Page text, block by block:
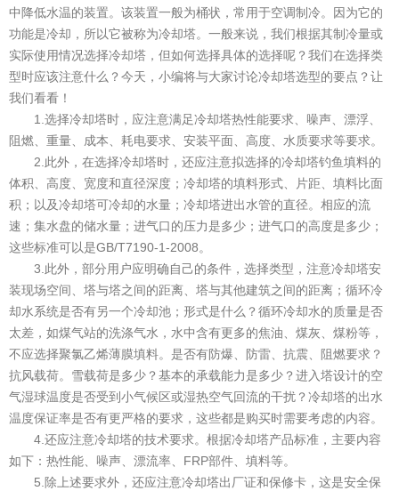
中降低水温的装置。该装置一般为桶状，常用于空调制冷。因为它的
功能是冷却，所以它被称为冷却塔。一般来说，我们根据其制冷量或
实际使用情况选择冷却塔，但如何选择具体的选择呢？我们在选择类
型时应该注意什么？今天，小编将与大家讨论冷却塔选型的要点？让
我们看看！
1.选择冷却塔时，应注意满足冷却塔热性能要求、噪声、漂浮、
阻燃、重量、成本、耗电要求、安装平面、高度、水质要求等要求。
2.此外，在选择冷却塔时，还应注意拟选择的冷却塔钓鱼填料的
体积、高度、宽度和直径深度；冷却塔的填料形式、片距、填料比面
积；以及冷却塔可冷却的水量；冷却塔进出水管的直径。相应的流
速；集水盘的储水量；进气口的压力是多少；进气口的高度是多少；
这些标准可以是GB/T7190-1-2008。
3.此外，部分用户应明确自己的条件，选择类型，注意冷却塔安
装现场空间、塔与塔之间的距离、塔与其他建筑之间的距离；循环冷
却水系统是否有另一个冷却池；形式是什么？循环冷却水的质量是否
太差，如煤气站的洗涤气水，水中含有更多的焦油、煤灰、煤粉等，
不应选择聚氯乙烯薄膜填料。是否有防爆、防雷、抗震、阻燃要求？
抗风载荷。雪载荷是多少？基本的承载能力是多少？进入塔设计的空
气湿球温度是否受到小气候区或湿热空气回流的干扰？冷却塔的出水
温度保证率是否有更严格的要求，这些都是购买时需要考虑的内容。
4.还应注意冷却塔的技术要求。根据冷却塔产品标准，主要内容
如下：热性能、噪声、漂流率、FRP部件、填料等。
5.除上述要求外，还应注意冷却塔出厂证和保修卡，这是安全保